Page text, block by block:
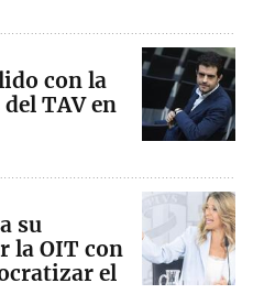
con la
TAV en
su
la OIT con
el